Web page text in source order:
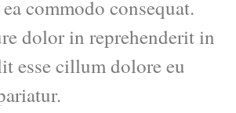
commodo consequat.
dolor in reprehenderit in
esse cillum dolore eu